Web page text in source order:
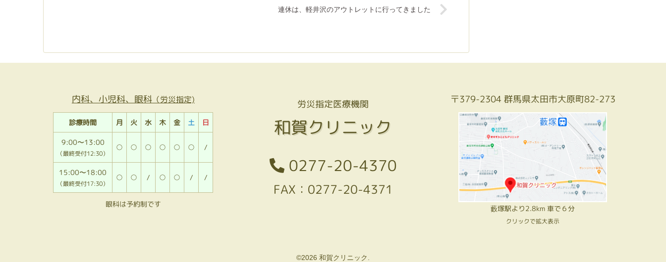
連休は、軽井沢のアウトレットに行ってきました
内科、小児科、眼科（労災指定)
診療時間 月 火 水 木 金 土 日
9:00〜13:00
（最終受付12:30）
○ ○ ○ ○ ○ ○ /
15:00〜18:00
（最終受付17:30）
○ ○ / ○ ○ / /
眼科は予約制です
労災指定医療機関
和賀クリニック
0277-20-4370
FAX：0277-20-4371
〒379-2304 群馬県太田市大原町82-273
藪塚駅より2.8km 車で６分
クリックで拡大表示
©2026 和賀クリニック.